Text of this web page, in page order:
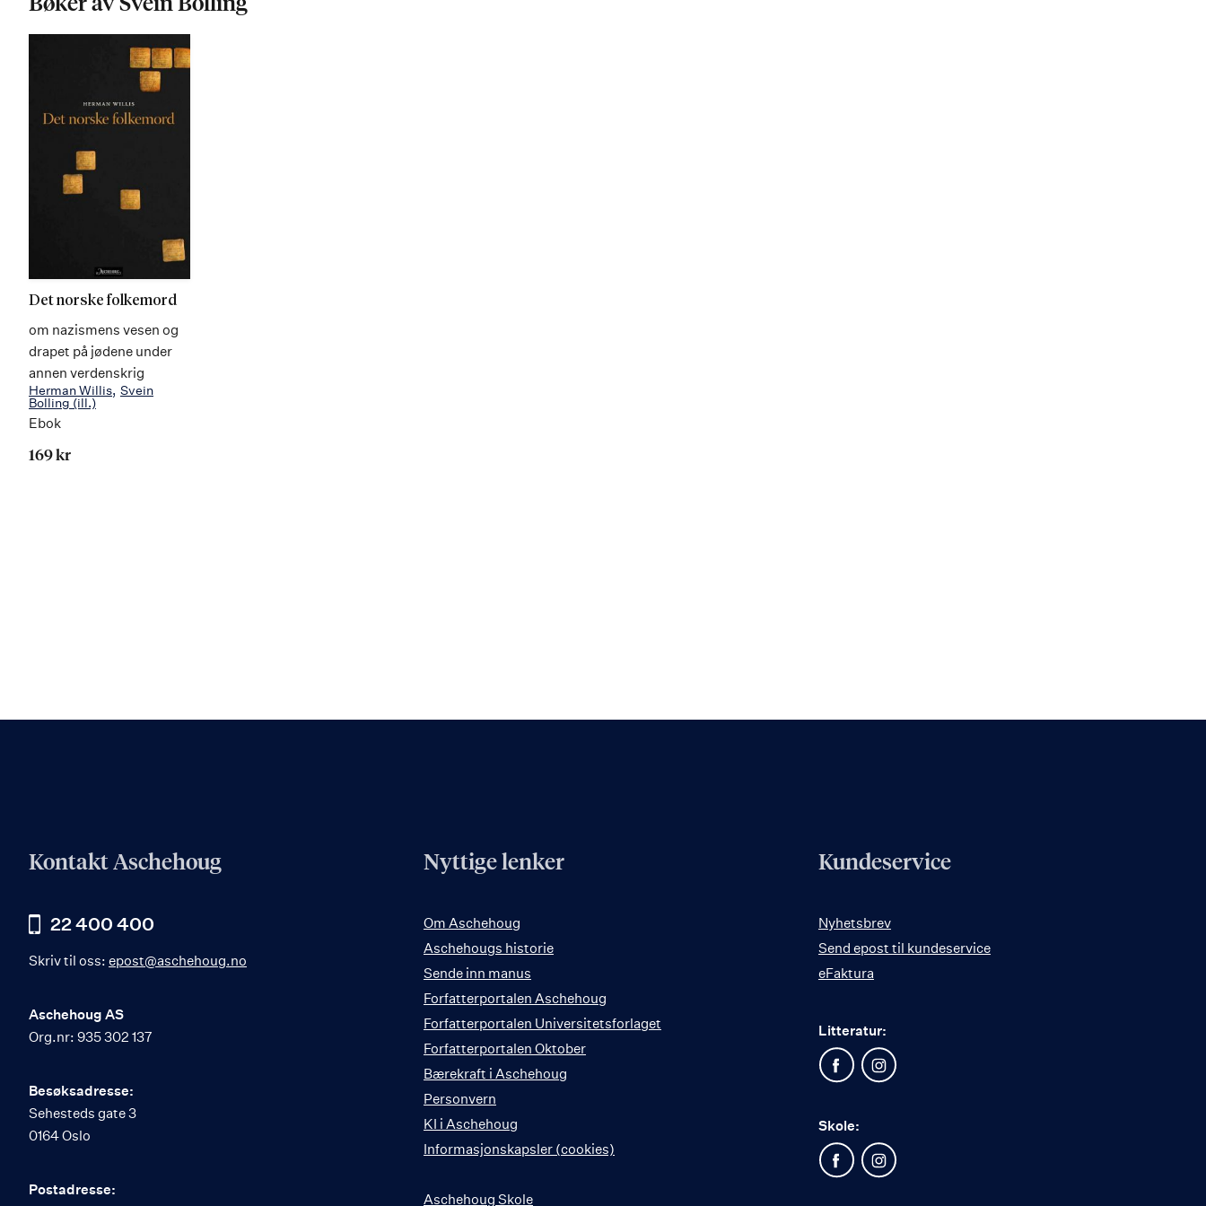
Bøker av Svein Bolling
Det norske folkemord
om nazismens vesen og
drapet på jødene under
annen verdenskrig
Herman Willis Svein
Bolling (ill.)
Ebok
169 kr
Kontakt Aschehoug
22 400 400
Skriv til oss: epost@aschehoug.no
Aschehoug AS
Org.nr: 935 302 137
Besøksadresse:
Sehesteds gate 3
0164 Oslo
Postadresse:
Nyttige lenker
Om Aschehoug
Aschehougs historie
Sende inn manus
Forfatterportalen Aschehoug
Forfatterportalen Universitetsforlaget
Forfatterportalen Oktober
Bærekraft i Aschehoug
Personvern
KI i Aschehoug
Informasjonskapsler (cookies)
Aschehoug Skole
Kundeservice
Nyhetsbrev
Send epost til kundeservice
eFaktura
Litteratur:
Skole: